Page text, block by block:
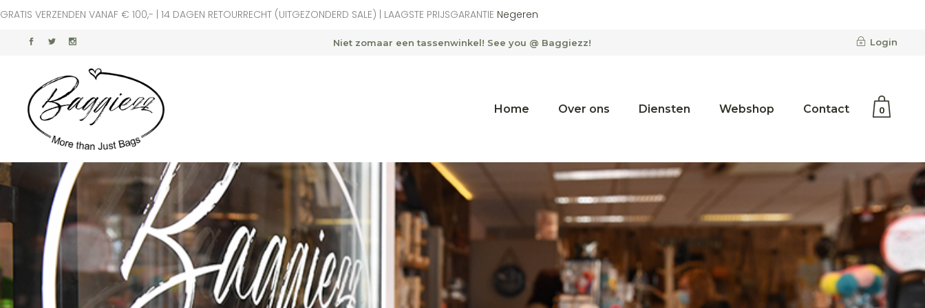
GRATIS VERZENDEN VANAF € 100,- | 14 DAGEN RETOURRECHT (UITGEZONDERD SALE) | LAAGSTE PRIJSGARANTIE Negeren
Niet zomaar een tassenwinkel! See you @ Baggiezz! Login
Home Over ons Diensten Webshop
Categorieën
Contact 0
Geen producten in de
Categorieën